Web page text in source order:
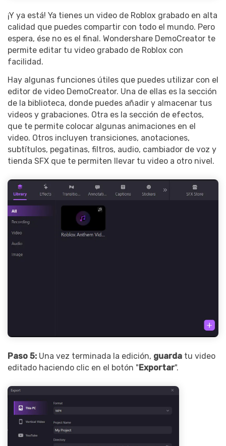
¡Y ya está! Ya tienes un video de Roblox grabado en alta
calidad que puedes compartir con todo el mundo. Pero
espera, ése no es el final. Wondershare DemoCreator te
permite editar tu video grabado de Roblox con
facilidad.
Hay algunas funciones útiles que puedes utilizar con el
editor de video DemoCreator. Una de ellas es la sección
de la biblioteca, donde puedes añadir y almacenar tus
videos y grabaciones. Otra es la sección de efectos,
que te permite colocar algunas animaciones en el
video. Otros incluyen transiciones, anotaciones,
subtítulos, pegatinas, filtros, audio, cambiador de voz y
tienda SFX que te permiten llevar tu video a otro nivel.
Paso 5: Una vez terminada la edición, guarda tu video
editado haciendo clic en el botón "Exportar".